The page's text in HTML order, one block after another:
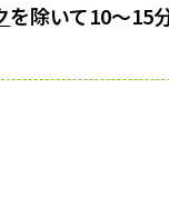
を除いて10〜15